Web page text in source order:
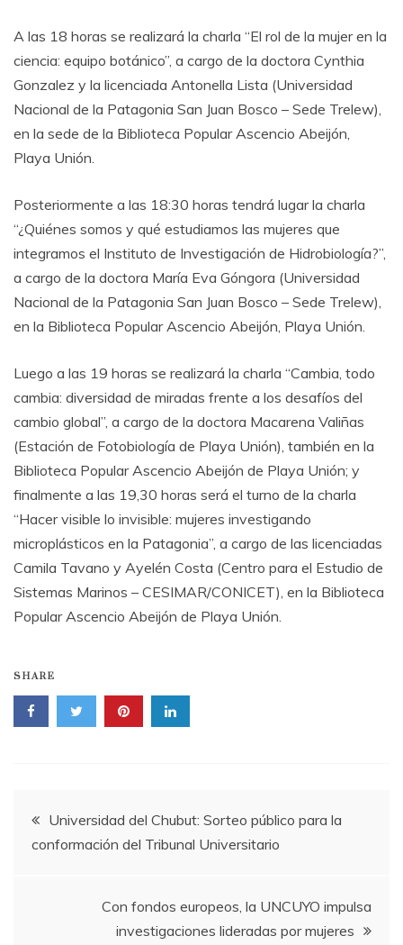
A las 18 horas se realizará la charla “El rol de la mujer en la
ciencia: equipo botánico”, a cargo de la doctora Cynthia
Gonzalez y la licenciada Antonella Lista (Universidad
Nacional de la Patagonia San Juan Bosco – Sede Trelew),
en la sede de la Biblioteca Popular Ascencio Abeijón,
Playa Unión.
Posteriormente a las 18:30 horas tendrá lugar la charla
“¿Quiénes somos y qué estudiamos las mujeres que
integramos el Instituto de Investigación de Hidrobiología?”,
a cargo de la doctora María Eva Góngora (Universidad
Nacional de la Patagonia San Juan Bosco – Sede Trelew),
en la Biblioteca Popular Ascencio Abeijón, Playa Unión.
Luego a las 19 horas se realizará la charla “Cambia, todo
cambia: diversidad de miradas frente a los desafíos del
cambio global”, a cargo de la doctora Macarena Valiñas
(Estación de Fotobiología de Playa Unión), también en la
Biblioteca Popular Ascencio Abeijón de Playa Unión; y
finalmente a las 19,30 horas será el turno de la charla
“Hacer visible lo invisible: mujeres investigando
microplásticos en la Patagonia”, a cargo de las licenciadas
Camila Tavano y Ayelén Costa (Centro para el Estudio de
Sistemas Marinos – CESIMAR/CONICET), en la Biblioteca
Popular Ascencio Abeijón de Playa Unión.
SHARE
Navegación
de
entradas
Universidad del Chubut: Sorteo público para la
conformación del Tribunal Universitario
Con fondos europeos, la UNCUYO impulsa
investigaciones lideradas por mujeres